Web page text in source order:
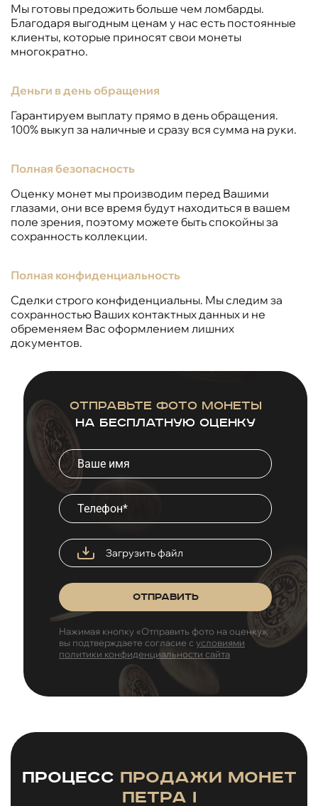
Мы готовы предожить больше чем ломбарды.
Благодаря выгодным ценам у нас есть постоянные
клиенты, которые приносят свои монеты
многократно.
Деньги в день обращения
Гарантируем выплату прямо в день обращения.
100% выкуп за наличные и сразу вся сумма на руки.
Полная безопасность
Оценку монет мы производим перед Вашими
глазами, они все время будут находиться в вашем
поле зрения, поэтому можете быть спокойны за
сохранность коллекции.
Полная конфиденциальность
Сделки строго конфиденциальны. Мы следим за
сохранностью Ваших контактных данных и не
обременяем Вас оформлением лишних
документов.
Отправьте фото монеты
на бесплатную оценку
Загрузить файл
Отправить
Нажимая кнопку «Отправить фото на оценку»,
вы подтверждаете согласие сусловиями
политики конфиденциальности сайта
Процесс продажи монет
Петра I